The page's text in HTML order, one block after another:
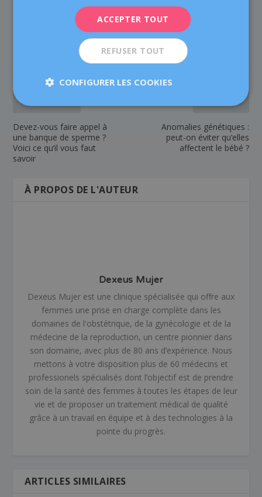
PARTAGER: TAUX:
Devez-vous faire appel à
une banque de sperme ?
Voici ce qu’il vous faut
savoir
Anomalies génétiques :
peut-on éviter qu’elles
affectent le bébé ?
À PROPOS DE L'AUTEUR
Dexeus Mujer
Dexeus Mujer est une clinique spécialisée qui offre aux
femmes une prise en charge complète dans les
domaines de l'obstétrique, de la gynécologie et de la
médecine de la reproduction, un centre pionnier dans
son domaine, avec plus de 80 ans d’expérience. Nous
mettons à votre disposition plus de 60 médecins et
professionels spécialisés dont l’objectif est de prendre
soin de la santé des femmes à toutes les étapes de leur
vie et de proposer un traitement médical de qualité
grâce à un travail en équipe et à des technologies à la
pointe du progrès.
ARTICLES SIMILAIRES
ACCEPTER TOUT
REFUSER TOUT
CONFIGURER LES COOKIES